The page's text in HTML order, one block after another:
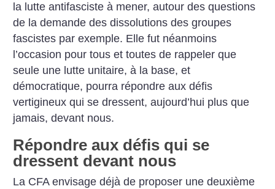
la lutte antifasciste à mener, autour des questions
de la demande des dissolutions des groupes
fascistes par exemple. Elle fut néanmoins
l’occasion pour tous et toutes de rappeler que
seule une lutte unitaire, à la base, et
démocratique, pourra répondre aux défis
vertigineux qui se dressent, aujour­d’hui plus que
jamais, devant nous.
Répondre aux défis qui se
dressent devant nous
La CFA envisage déjà de proposer une deuxième